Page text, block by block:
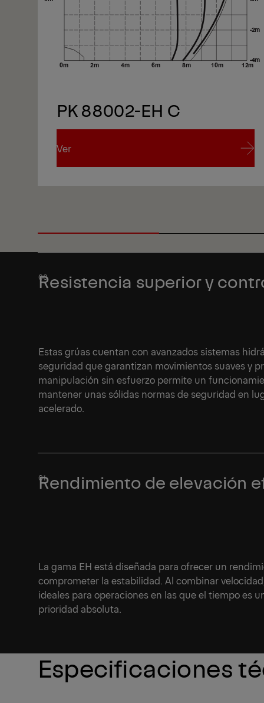
PK 88002-EH C
Ver
Resistencia superior y
Estas grúas cuentan con avanzados sistemas
seguridad que garantizan movimientos suaves y
manipulación sin esfuerzo permite un
mantener unas sólidas normas de seguridad en
acelerado.
Rendimiento de elevación
La gama EH está diseñada para ofrecer un
comprometer la estabilidad. Al combinar
ideales para operaciones en las que el tiempo es
prioridad absoluta.
Especificaciones